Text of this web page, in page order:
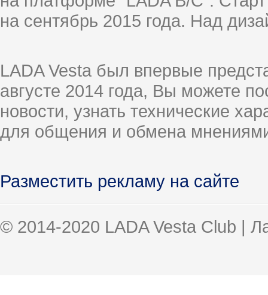
на сентябрь 2015 года. Над
LADA Vesta был впервые
августе 2014 года, Вы можете
новости, узнать технические
для общения и обмена
Разместить рекламу на сайте
© 2014-2020 LADA Vesta Club |